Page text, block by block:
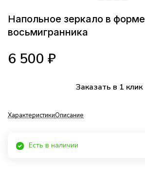
Напольное зеркало в форме
восьмигранника
6 500 ₽
Заказать в 1 клик
ХарактеристикиОписание
Есть в наличии